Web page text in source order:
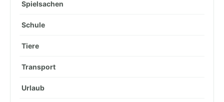
Spielsachen
Schule
Tiere
Transport
Urlaub